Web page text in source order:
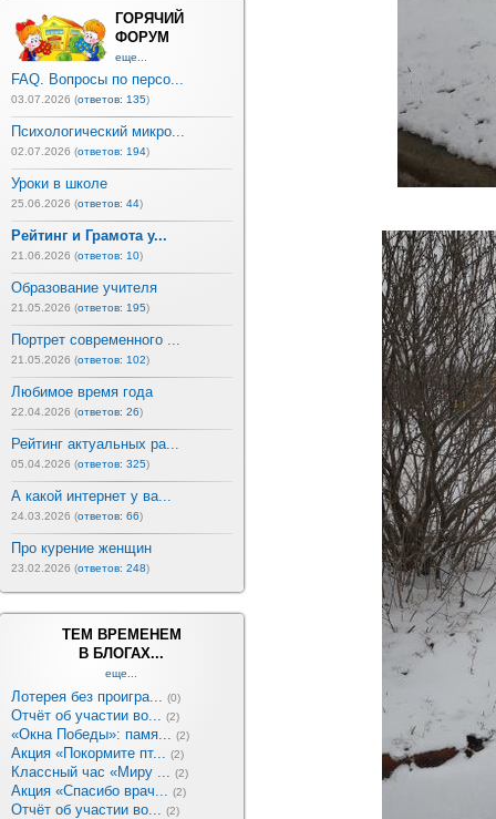
ГОРЯЧИЙ
ФОРУМ
еще...
FAQ. Вопросы по персо...
03.07.2026 (ответов: 135)
Психологический микро...
02.07.2026 (ответов: 194)
Уроки в школе
25.06.2026 (ответов: 44)
Рейтинг и Грамота у...
21.06.2026 (ответов: 10)
Образование учителя
21.05.2026 (ответов: 195)
Портрет современного ...
21.05.2026 (ответов: 102)
Любимое время года
22.04.2026 (ответов: 26)
Рейтинг актуальных ра...
05.04.2026 (ответов: 325)
А какой интернет у ва...
24.03.2026 (ответов: 66)
Про курение женщин
23.02.2026 (ответов: 248)
ТЕМ ВРЕМЕНЕМ
В БЛОГАХ...
еще...
Лотерея без проигра... (0)
Отчёт об участии во... (2)
«Окна Победы»: памя... (2)
Акция «Покормите пт... (2)
Классный час «Миру ... (2)
Акция «Спасибо врач... (2)
Отчёт об участии во... (2)